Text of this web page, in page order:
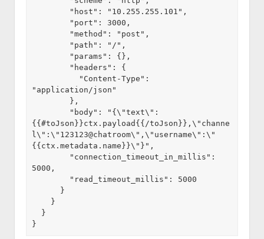
"application/json"
{{#toJson}}ctx.payload{{/toJson}},\"channe
l\":\"123123@chatroom\",\"username\":\"
{{ctx.metadata.name}}\"}",
5000,